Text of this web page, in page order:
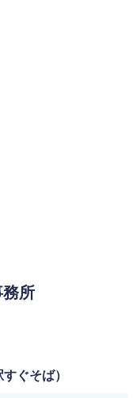
所
ぐそば）